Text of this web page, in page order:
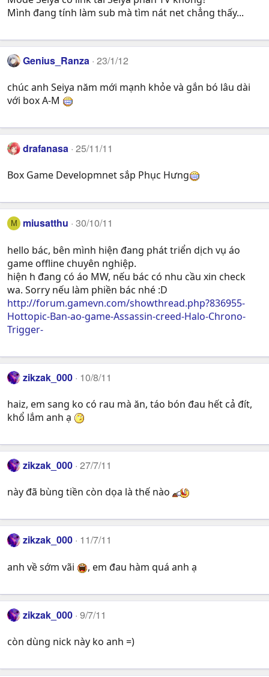
Mình đang tính làm sub mà tìm nát net chẳng thấy...
Genius_Ranza 23/1/12
chúc anh Seiya năm mới mạnh khỏe và gắn bó lâu dài
với box A-M
drafanasa 25/11/11
Box Game Developmnet sắp Phục Hưng
M miusatthu 30/10/11
hello bác, bên mình hiện đang phát triển dịch vụ áo
game offline chuyên nghiệp.
hiện h đang có áo MW, nếu bác có nhu cầu xin check
wa. Sorry nếu làm phiền bác nhé :D
http://forum.gamevn.com/showthread.php?836955-
Hottopic-Ban-ao-game-Assassin-creed-Halo-Chrono-
Trigger-
zikzak_000 10/8/11
haiz, em sang ko có rau mà ăn, táo bón đau hết cả đít,
khổ lắm anh ạ
zikzak_000 27/7/11
này đã bùng tiền còn dọa là thế nào
zikzak_000 11/7/11
anh về sớm vãi , em đau hàm quá anh ạ
zikzak_000 9/7/11
còn dùng nick này ko anh =)